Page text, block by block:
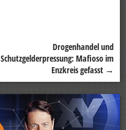
Drogenhandel und
Schutzgelderpressung: Mafioso im
Enzkreis gefasst →